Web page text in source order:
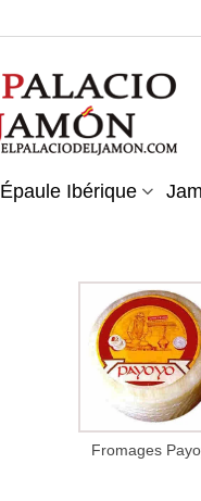
Épaule Ibérique
Fromages